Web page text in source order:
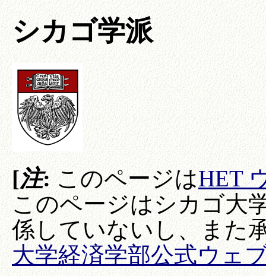
シカゴ学派
[注:このページはHET
このページはシカゴ大
係していないし、また
大学経済学部公式ウェ